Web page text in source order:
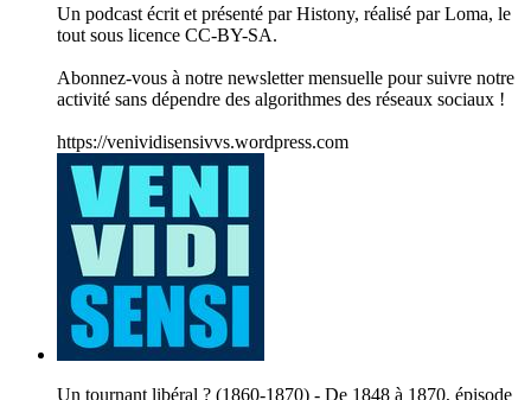
Un podcast écrit et présenté par Histony, réalisé par Loma, le
tout sous licence CC-BY-SA.
Abonnez-vous à notre newsletter mensuelle pour suivre notre
activité sans dépendre des algorithmes des réseaux sociaux !
https://venividisensivvs.wordpress.com
Un tournant libéral ? (1860-1870) - De 1848 à 1870, épisode